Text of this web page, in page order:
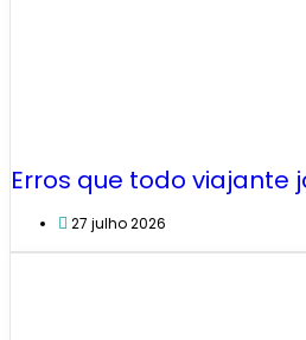
Erros que todo
27 julho 2026